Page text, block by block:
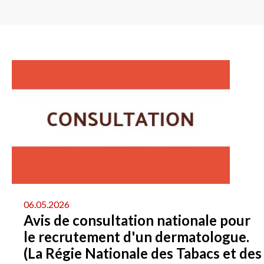
06.05.2026
Avis de consultation nationale pour
le recrutement d'un dermatologue.
(La Régie Nationale des Tabacs et des